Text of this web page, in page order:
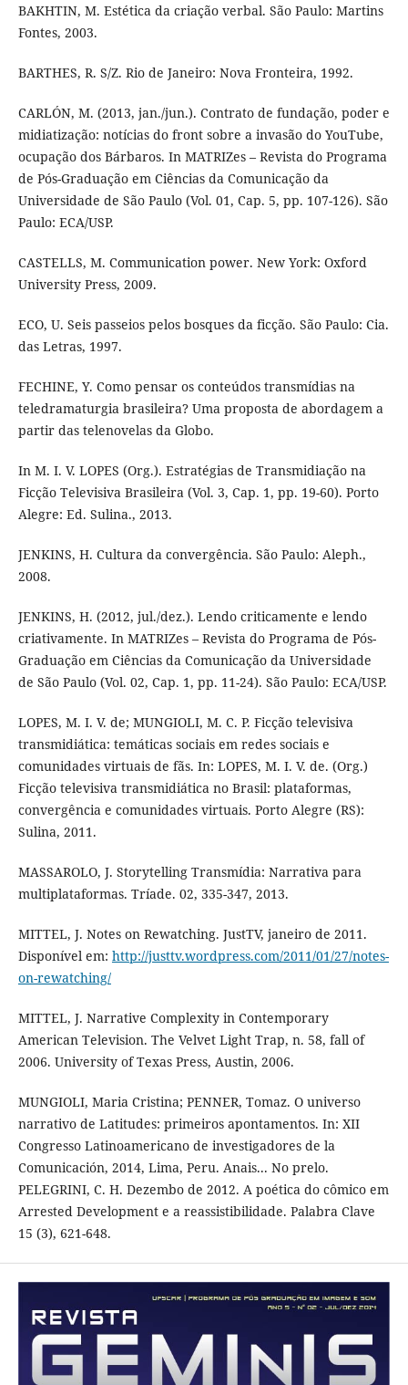
BAKHTIN, M. Estética da criação verbal. São Paulo: Martins
Fontes, 2003.
BARTHES, R. S/Z. Rio de Janeiro: Nova Fronteira, 1992.
CARLÓN, M. (2013, jan./jun.). Contrato de fundação, poder e
midiatização: notícias do front sobre a invasão do YouTube,
ocupação dos Bárbaros. In MATRIZes – Revista do Programa
de Pós-Graduação em Ciências da Comunicação da
Universidade de São Paulo (Vol. 01, Cap. 5, pp. 107-126). São
Paulo: ECA/USP.
CASTELLS, M. Communication power. New York: Oxford
University Press, 2009.
ECO, U. Seis passeios pelos bosques da ficção. São Paulo: Cia.
das Letras, 1997.
FECHINE, Y. Como pensar os conteúdos transmídias na
teledramaturgia brasileira? Uma proposta de abordagem a
partir das telenovelas da Globo.
In M. I. V. LOPES (Org.). Estratégias de Transmidiação na
Ficção Televisiva Brasileira (Vol. 3, Cap. 1, pp. 19-60). Porto
Alegre: Ed. Sulina., 2013.
JENKINS, H. Cultura da convergência. São Paulo: Aleph.,
2008.
JENKINS, H. (2012, jul./dez.). Lendo criticamente e lendo
criativamente. In MATRIZes – Revista do Programa de Pós-
Graduação em Ciências da Comunicação da Universidade
de São Paulo (Vol. 02, Cap. 1, pp. 11-24). São Paulo: ECA/USP.
LOPES, M. I. V. de; MUNGIOLI, M. C. P. Ficção televisiva
transmidiática: temáticas sociais em redes sociais e
comunidades virtuais de fãs. In: LOPES, M. I. V. de. (Org.)
Ficção televisiva transmidiática no Brasil: plataformas,
convergência e comunidades virtuais. Porto Alegre (RS):
Sulina, 2011.
MASSAROLO, J. Storytelling Transmídia: Narrativa para
multiplataformas. Tríade. 02, 335-347, 2013.
MITTEL, J. Notes on Rewatching. JustTV, janeiro de 2011.
Disponível em: http://justtv.wordpress.com/2011/01/27/notes-
on-rewatching/
MITTEL, J. Narrative Complexity in Contemporary
American Television. The Velvet Light Trap, n. 58, fall of
2006. University of Texas Press, Austin, 2006.
MUNGIOLI, Maria Cristina; PENNER, Tomaz. O universo
narrativo de Latitudes: primeiros apontamentos. In: XII
Congresso Latinoamericano de investigadores de la
Comunicación, 2014, Lima, Peru. Anais... No prelo.
PELEGRINI, C. H. Dezembo de 2012. A poética do cômico em
Arrested Development e a reassistibilidade. Palabra Clave
15 (3), 621-648.